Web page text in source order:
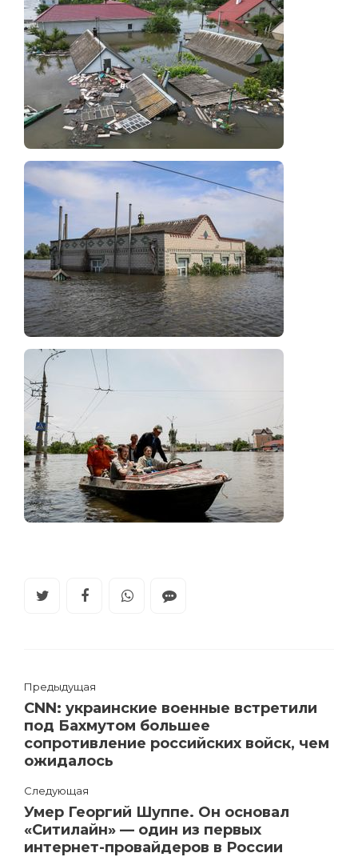
Предыдущая
CNN: украинские военные встретили
под Бахмутом большее
сопротивление российских войск, чем
ожидалось
Следующая
Умер Георгий Шуппе. Он основал
«Ситилайн» — один из первых
интернет-провайдеров в России